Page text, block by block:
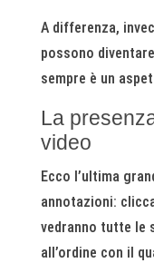
A differenza,
possono
sempre è un
La
video
Ecco l’ultima
annotazioni:
vedranno tutte le
all’ordine con il